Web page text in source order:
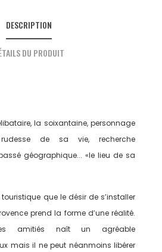
DESCRIPTION
DU PRODUIT
la soixantaine, personnage
de sa vie, recherche
géographique... «le lieu de sa
touristique que le désir de s’installer
prend la forme d’une réalité.
amitiés naît un agréable
mais il ne peut néanmoins libérer